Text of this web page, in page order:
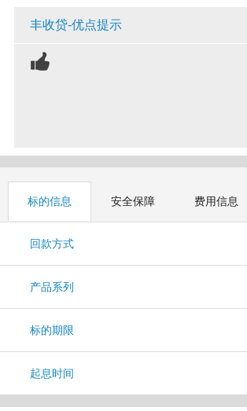
丰收贷-优点提示
标的信息 安全保障 费用信息
回款方式
产品系列
标的期限
起息时间